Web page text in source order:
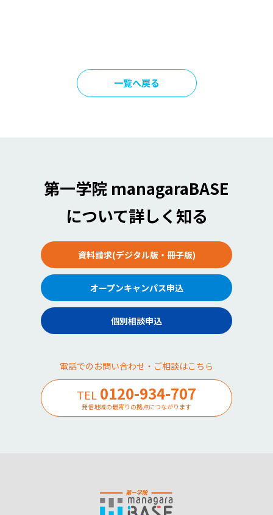
一覧へ戻る
第一学院 managaraBASE
について詳しく知る
資料請求(デジタル版・冊子版)
オープンキャンパス申込
個別相談申込
電話でのお問い合わせ・ご相談はこちら
TEL 0120-934-707
発信地域の最寄りの拠点につながります